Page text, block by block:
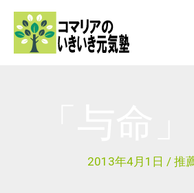
2013年4月1日 / 推